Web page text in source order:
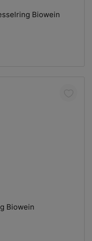
Weißburgunder QW Kesselring Biowein
Warenkorb
Biowein